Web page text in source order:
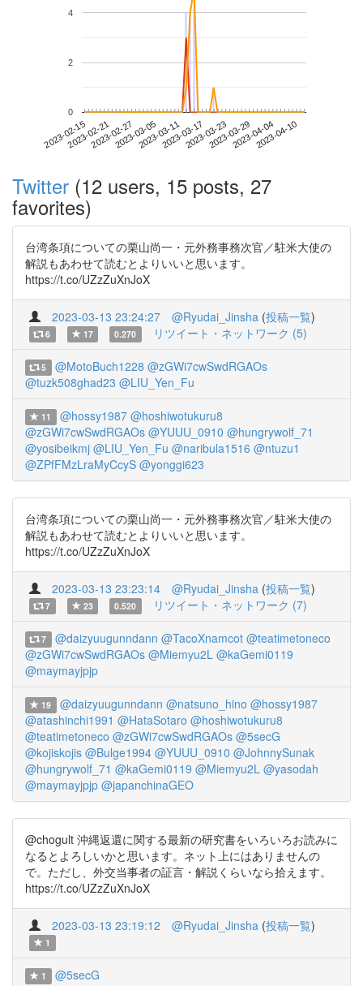
2023-02-152023-02-212023-02-272023-03-052023-03-112023-03-172023-03-232023-03-292023-04-042023-04-10
0
2
4
Twitter (12 users, 15 posts, 27
favorites)
台湾条項についての栗山尚一・元外務事務次官／駐米大使の
解説もあわせて読むとよりいいと思います。
https://t.co/UZzZuXnJoX
2023-03-13 23:24:27 @Ryudai_Jinsha (投稿一覧)
6 17 0.270 リツイート・ネットワーク (5)
5 @MotoBuch1228 @zGWi7cwSwdRGAOs
@tuzk508ghad23 @LIU_Yen_Fu
11 @hossy1987 @hoshiwotukuru8
@zGWi7cwSwdRGAOs @YUUU_0910 @hungrywolf_71
@yosibeikmj @LIU_Yen_Fu @naribula1516 @ntuzu1
@ZPfFMzLraMyCcyS @yonggi623
台湾条項についての栗山尚一・元外務事務次官／駐米大使の
解説もあわせて読むとよりいいと思います。
https://t.co/UZzZuXnJoX
2023-03-13 23:23:14 @Ryudai_Jinsha (投稿一覧)
7 23 0.520 リツイート・ネットワーク (7)
7 @daizyuugunndann @TacoXnamcot @teatimetoneco
@zGWi7cwSwdRGAOs @Miemyu2L @kaGemi0119
@maymayjpjp
19 @daizyuugunndann @natsuno_hino @hossy1987
@atashinchi1991 @HataSotaro @hoshiwotukuru8
@teatimetoneco @zGWi7cwSwdRGAOs @5secG
@kojiskojis @Bulge1994 @YUUU_0910 @JohnnySunak
@hungrywolf_71 @kaGemi0119 @Miemyu2L @yasodah
@maymayjpjp @japanchinaGEO
@chogult 沖縄返還に関する最新の研究書をいろいろお読みに
なるとよろしいかと思います。ネット上にはありませんの
で。ただし、外交当事者の証言・解説くらいなら拾えます。
https://t.co/UZzZuXnJoX
2023-03-13 23:19:12 @Ryudai_Jinsha (投稿一覧)
1
1 @5secG